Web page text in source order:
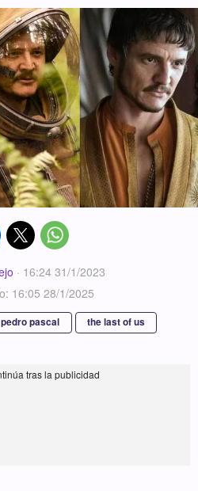
· 16:24 31/1/2023
16:05 28/1/2025
pedro pascal the last of us